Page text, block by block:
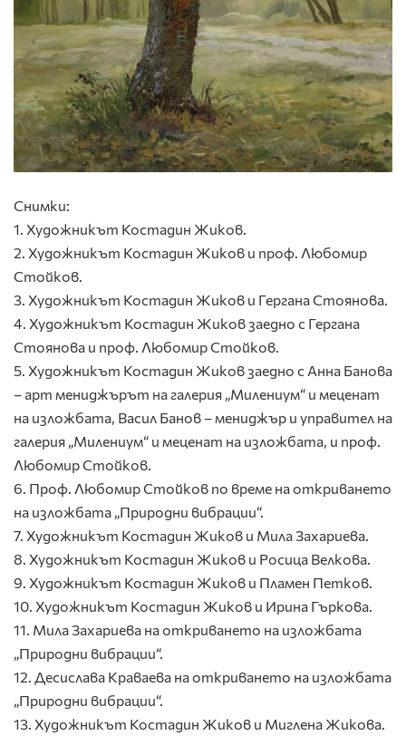
Снимки:
1. Художникът Костадин Жиков.
2. Художникът Костадин Жиков и проф. Любомир
Стойков.
3. Художникът Костадин Жиков и Гергана Стоянова.
4. Художникът Костадин Жиков заедно с Гергана
Стоянова и проф. Любомир Стойков.
5. Художникът Костадин Жиков заедно с Анна Банова
– арт мениджърът на галерия „Милениум“ и меценат
на изложбата, Васил Банов – мениджър и управител на
галерия „Милениум“ и меценат на изложбата, и проф.
Любомир Стойков.
6. Проф. Любомир Стойков по време на откриването
на изложбата „Природни вибрации“.
7. Художникът Костадин Жиков и Мила Захариева.
8. Художникът Костадин Жиков и Росица Велкова.
9. Художникът Костадин Жиков и Пламен Петков.
10. Художникът Костадин Жиков и Ирина Гъркова.
11. Мила Захариева на откриването на изложбата
„Природни вибрации“.
12. Десислава Краваева на откриването на изложбата
„Природни вибрации“.
13. Художникът Костадин Жиков и Миглена Жикова.